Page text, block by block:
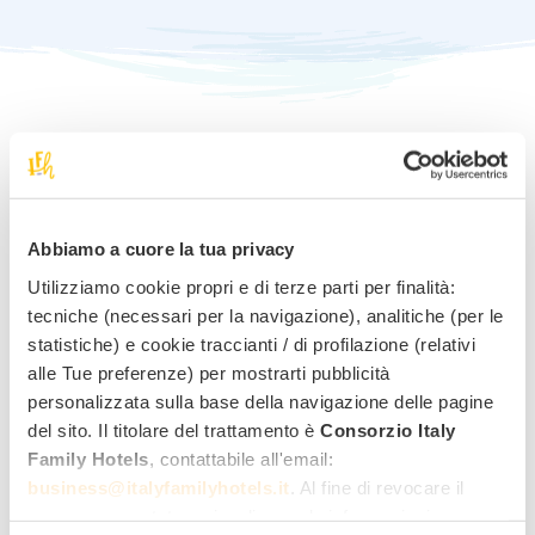
Abbiamo a cuore la tua privacy
Utilizziamo cookie propri e di terze parti per finalità:
tecniche (necessari per la navigazione), analitiche (per le
statistiche) e cookie traccianti / di profilazione (relativi
alle Tue preferenze) per mostrarti pubblicità
personalizzata sulla base della navigazione delle pagine
del sito. Il titolare del trattamento è Consorzio Italy
Family Hotels , contattabile all'email:
business@italyfamilyhotels.it . Al fine di revocare il
Richiedi informazioni per
questa offerta!
Miglior tariffa family
Quotazione rapida per mail
Risposta diretta dall’hotel
Nome Cognome
Indirizzo email Numero di telefono